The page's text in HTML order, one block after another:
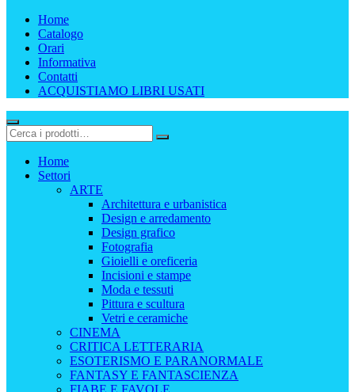
Home
Catalogo
Orari
Informativa
Contatti
ACQUISTIAMO LIBRI USATI
Home
Settori
ARTE
Architettura e urbanistica
Design e arredamento
Design grafico
Fotografia
Gioielli e oreficeria
Incisioni e stampe
Moda e tessuti
Pittura e scultura
Vetri e ceramiche
CINEMA
CRITICA LETTERARIA
ESOTERISMO E PARANORMALE
FANTASY E FANTASCIENZA
FIABE E FAVOLE